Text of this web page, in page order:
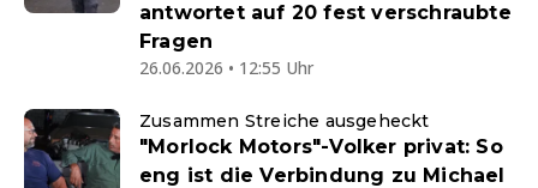
antwortet auf 20 fest verschraubte
Fragen
26.06.2026 • 12:55 Uhr
Zusammen Streiche ausgeheckt
"Morlock Motors"-Volker privat: So
eng ist die Verbindung zu Michael